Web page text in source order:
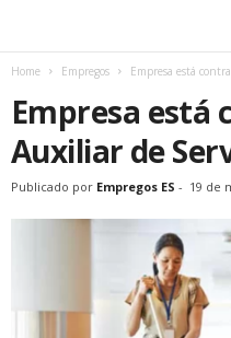
Home Empregos Empresa está
Empresa está
Auxiliar de
Publicado por Empregos ES - 19 de